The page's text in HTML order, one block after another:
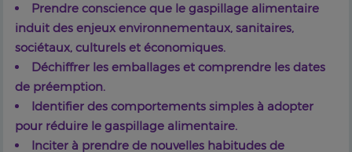
Prendre conscience que le gaspillage alimentaire
induit des enjeux environnementaux, sanitaires,
sociétaux, culturels et économiques.
Déchiffrer les emballages et comprendre les dates
de préemption.
Identifier des comportements simples à adopter
pour réduire le gaspillage alimentaire.
Inciter à prendre de nouvelles habitudes de